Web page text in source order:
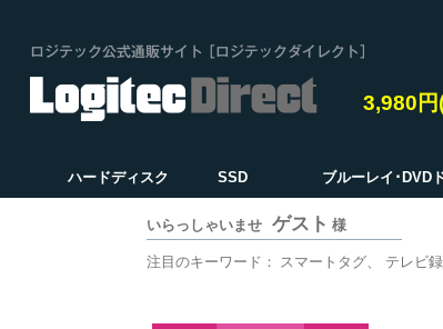
3,980円
ハードディスク SSD ブルーレイ･DVD
いらっしゃいませ ゲスト 様
注目のキーワード： スマートタグ テレビ